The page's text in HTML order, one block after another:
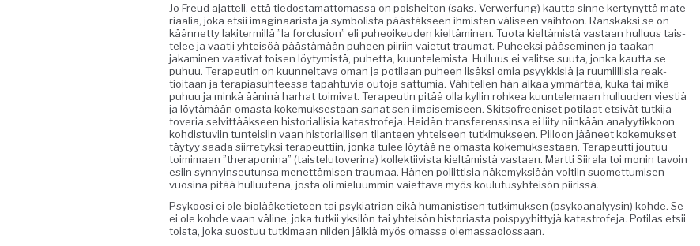
Jo Freud ajat­teli, että tiedosta­mat­tomas­sa on poisheiton (saks. Ver­w­er­fung) kaut­ta sinne ker­tynyt­tä mate­
ri­aalia, joka etsii imag­i­naarista ja sym­bol­ista päästäk­seen ihmis­ten väliseen vai­h­toon. Ran­skak­si se on
kään­net­ty lakiter­mil­lä ”la for­clu­sion” eli puheoikeu­den kieltämi­nen. Tuo­ta kieltämistä vas­taan hul­lu­us tais­
telee ja vaatii yhteisöä päästämään puheen piiri­in vai­etut trau­mat. Puheek­si pääsem­i­nen ja taakan
jakami­nen vaa­ti­vat toisen löy­tymistä, puhet­ta, kuun­telemista. Hul­lu­us ei val­itse suu­ta, jon­ka kaut­ta se
puhuu. Ter­apeutin on kuun­nelta­va oman ja poti­laan puheen lisäk­si omia psyykkisiä ja ruumi­il­lisia reak­
tioitaan ja ter­api­a­suh­teessa tapah­tu­via out­o­ja sat­tumia. Vähitellen hän alkaa ymmärtää, kuka tai mikä
puhuu ja minkä ään­inä harhat toimi­vat. Ter­apeutin pitää olla kyllin rohkea kuun­tele­maan hul­lu­u­den viestiä
ja löytämään omas­ta koke­muk­ses­taan sanat sen ilmaisemiseen. Skit­sofreeniset poti­laat etsivät tutk­i­ja­
tove­ria selvit­tääk­seen his­to­ri­al­lisia katas­tro­fe­ja. Hei­dän trans­fer­enssin­sa ei liity niinkään ana­lyytikkoon
kohdis­tu­vi­in tun­teisi­in vaan his­to­ri­al­lisen tilanteen yhteiseen tutkimuk­seen. Piiloon jääneet koke­muk­set
täy­tyy saa­da siir­re­tyk­si ter­apeut­ti­in, jon­ka tulee löytää ne omas­ta koke­muk­ses­taan. Ter­apeut­ti joutuu
toim­i­maan ”ther­a­pon­i­na” (tais­te­lu­tove­ri­na) kollek­ti­ivista kieltämistä vas­taan. Mart­ti Siirala toi monin tavoin
esi­in syn­nyin­seu­tun­sa menet­tämisen trau­maa. Hänen poli­it­tisia näke­myk­siään voiti­in suomet­tumisen
vuosi­na pitää hul­luute­na, jos­ta oli mielu­um­min vai­et­ta­va myös koulu­tusy­hteisön piirissä.
Psykoosi ei ole biolääketi­eteen tai psyki­a­tri­an eikä human­is­tisen tutkimuk­sen (psyko­ana­lyysin) kohde. Se
ei ole kohde vaan väline, joka tutkii yksilön tai yhteisön his­to­ri­as­ta poispyy­hit­tyjä katas­tro­fe­ja. Poti­las etsii
toista, joka suos­tuu tutki­maan niiden jälk­iä myös omas­sa olemassaolossaan.